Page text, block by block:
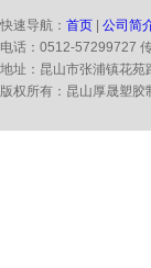
快速导航： 首页 公司简
电话：0512-57299727
地址：昆山市张浦镇花
版权所有：昆山厚晟塑胶